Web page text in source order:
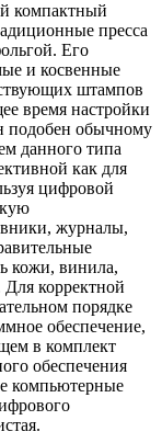
компактный
пресса
Его
и косвенные
штампов
время настройки
подобен обычному
данного типа
как для
цифровой
журналы,
кожи, винила,
корректной
порядке
обеспечение,
в комплект
обеспечения
компьютерные